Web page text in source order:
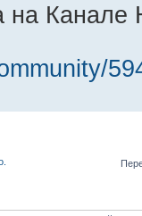
на Канале